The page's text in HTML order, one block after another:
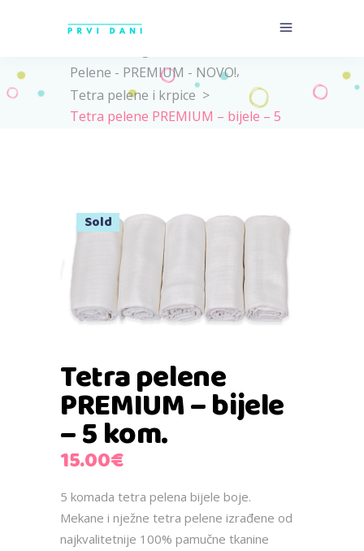
Pelene - PREMIUM - NOVO!,
Tetra pelene i krpice >
Tetra pelene PREMIUM – bijele – 5
Sold
Tetra pelene
PREMIUM – bijele
– 5 kom.
15.00€
5 komada tetra pelena bijele boje.
Mekane i nježne tetra pelene izrađene od
najkvalitetnije 100% pamučne tkanine